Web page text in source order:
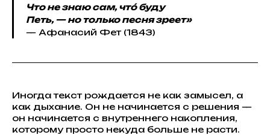
Что не знаю сам, что́ буду
Петь, — но только песня зреет»
— Афанасий Фет (1843)
Иногда текст рождается не как замысел, а
как дыхание. Он не начинается с решения —
он начинается с внутреннего накопления,
которому просто некуда больше не расти.